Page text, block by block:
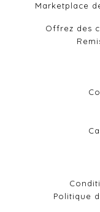
Marketplace
Offrez des
Politique